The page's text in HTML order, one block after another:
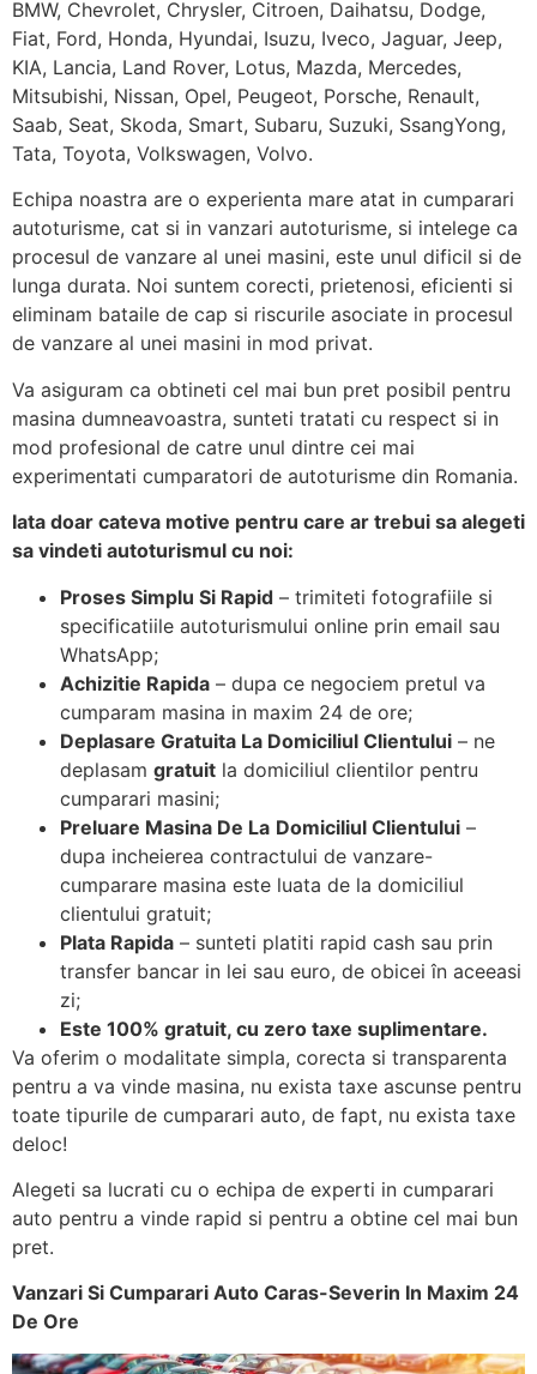
BMW, Chevrolet, Chrysler, Citroen, Daihatsu, Dodge,
Fiat, Ford, Honda, Hyundai, Isuzu, Iveco, Jaguar, Jeep,
KIA, Lancia, Land Rover, Lotus, Mazda, Mercedes,
Mitsubishi, Nissan, Opel, Peugeot, Porsche, Renault,
Saab, Seat, Skoda, Smart, Subaru, Suzuki, SsangYong,
Tata, Toyota, Volkswagen, Volvo.
Echipa noastra are o experienta mare atat in cumparari
autoturisme, cat si in vanzari autoturisme, si intelege ca
procesul de vanzare al unei masini, este unul dificil si de
lunga durata. Noi suntem corecti, prietenosi, eficienti si
eliminam bataile de cap si riscurile asociate in procesul
de vanzare al unei masini in mod privat.
Va asiguram ca obtineti cel mai bun pret posibil pentru
masina dumneavoastra, sunteti tratati cu respect si in
mod profesional de catre unul dintre cei mai
experimentati cumparatori de autoturisme din Romania.
Iata doar cateva motive pentru care ar trebui sa alegeti
sa vindeti autoturismul cu noi:
Proses Simplu Si Rapid – trimiteti fotografiile si
specificatiile autoturismului online prin email sau
WhatsApp;
Achizitie Rapida – dupa ce negociem pretul va
cumparam masina in maxim 24 de ore;
Deplasare Gratuita La Domiciliul Clientului – ne
deplasam gratuit la domiciliul clientilor pentru
cumparari masini;
Preluare Masina De La Domiciliul Clientului –
dupa incheierea contractului de vanzare-
cumparare masina este luata de la domiciliul
clientului gratuit;
Plata Rapida – sunteti platiti rapid cash sau prin
transfer bancar in lei sau euro, de obicei în aceeasi
zi;
Este 100% gratuit, cu zero taxe suplimentare.
Va oferim o modalitate simpla, corecta si transparenta
pentru a va vinde masina, nu exista taxe ascunse pentru
toate tipurile de cumparari auto, de fapt, nu exista taxe
deloc!
Alegeti sa lucrati cu o echipa de experti in cumparari
auto pentru a vinde rapid si pentru a obtine cel mai bun
pret.
Vanzari Si Cumparari Auto Caras-Severin In Maxim 24
De Ore